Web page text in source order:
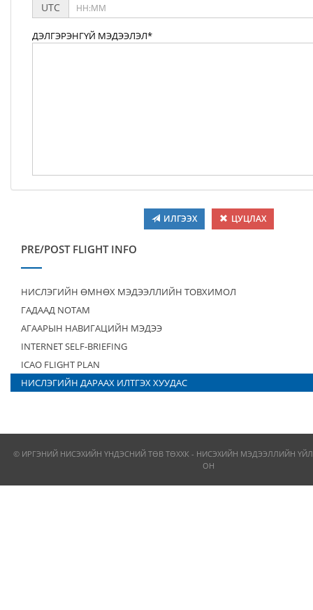
UTC
ДЭЛГЭРЭНГҮЙ МЭДЭЭЛЭЛ*
ИЛГЭЭХ ЦУЦЛАХ
PRE/POST FLIGHT INFO
НИСЛЭГИЙН ӨМНӨХ МЭДЭЭЛЛИЙН ТОВХИМОЛ
ГАДААД NOTAM
АГААРЫН НАВИГАЦИЙН МЭДЭЭ
INTERNET SELF-BRIEFING
ICAO FLIGHT PLAN
НИСЛЭГИЙН ДАРААХ ИЛТГЭХ ХУУДАС
© ИРГЭНИЙ НИСЭХИЙН ҮНДЭСНИЙ ТӨВ ТӨХХК - НИСЭХИЙН МЭДЭЭЛЛИЙН
ОН